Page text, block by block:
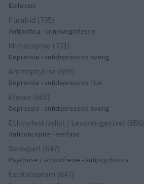
Epilepsie
Furabid (735)
Antibiotica - urineweginfectie
Mirtazapine (731)
Depressie - antidepressiva overig
Amitriptyline (699)
Depressie - antidepressiva TCA
Efexor (665)
Depressie - antidepressiva overig
Ethinylestradiol / Levonorgestrel (656)
Anticonceptie - eenfase
Seroquel (647)
Psychose / schizofrenie - antipsychotica
Escitalopram (647)